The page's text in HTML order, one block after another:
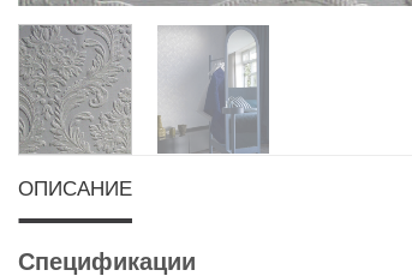
ОПИСАНИЕ
Спецификации